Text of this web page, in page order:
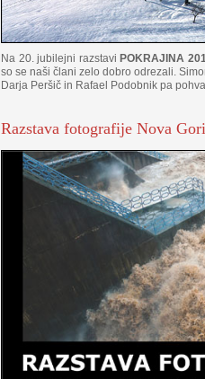
Na 20. jubilejni razstavi POKRAJINA
so se naši člani zelo dobro odrezali.
Darja Peršič in Rafael Podobnik pa
Razstava fotografije Nova